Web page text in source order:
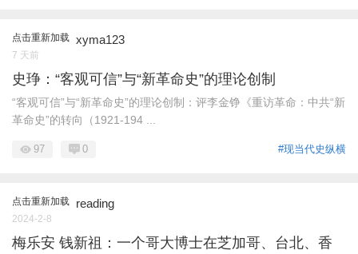
点击重新加载 xyma123
7 天前
史琤：“客观可信”与“新革命史”的理论创制
“客观可信”与“新革命史”的理论创制：评李金铮《重访革命：中共“新
革命史”的转向（1921-194 ...
#现当代史纵横
97 0
点击重新加载 reading
2024-2-8
梅乐安 钱新祖：一个哥大博士在芝加哥、台北、香